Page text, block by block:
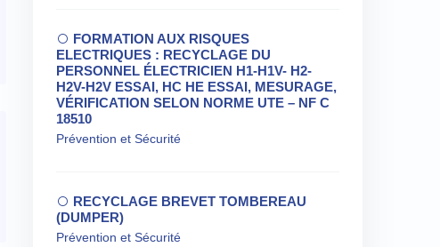
FORMATION AUX RISQUES
ELECTRIQUES : RECYCLAGE DU
PERSONNEL ÉLECTRICIEN H1-H1V- H2-
H2V-H2V ESSAI, HC HE ESSAI, MESURAGE,
VÉRIFICATION SELON NORME UTE – NF C
18510
Prévention et Sécurité
RECYCLAGE BREVET TOMBEREAU
(DUMPER)
Prévention et Sécurité